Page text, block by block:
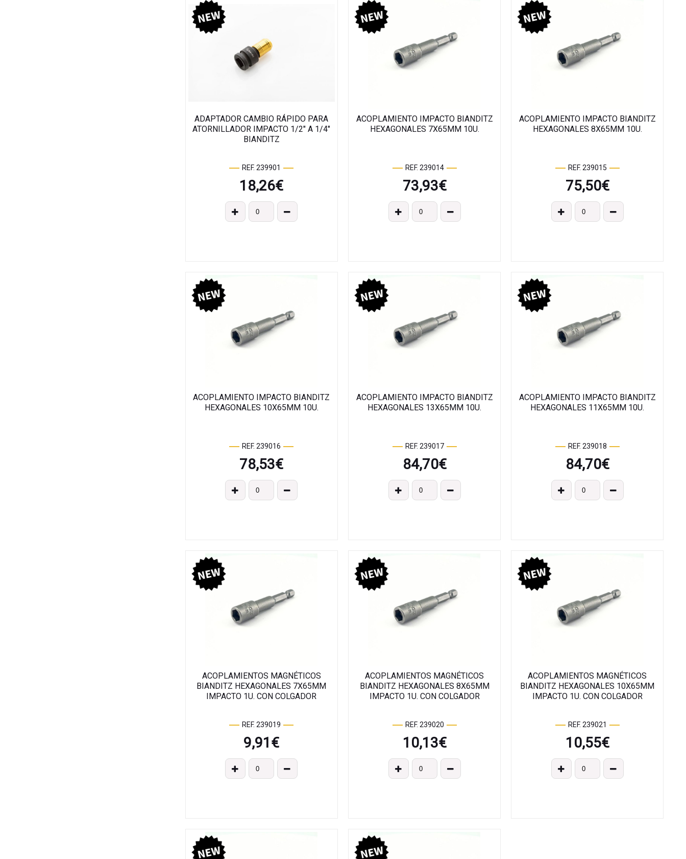
ADAPTADOR CAMBIO RÁPIDO PARA
ATORNILLADOR IMPACTO 1/2" A 1/4"
BIANDITZ
REF. 239901
18,26€
ACOPLAMIENTO IMPACTO BIANDITZ
HEXAGONALES 7X65MM 10U.
REF. 239014
73,93€
ACOPLAMIENTO IMPACTO BIANDITZ
HEXAGONALES 8X65MM 10U.
REF. 239015
75,50€
ACOPLAMIENTO IMPACTO BIANDITZ
HEXAGONALES 10X65MM 10U.
REF. 239016
78,53€
ACOPLAMIENTO IMPACTO BIANDITZ
HEXAGONALES 13X65MM 10U.
REF. 239017
84,70€
ACOPLAMIENTO IMPACTO BIANDITZ
HEXAGONALES 11X65MM 10U.
REF. 239018
84,70€
ACOPLAMIENTOS MAGNÉTICOS
BIANDITZ HEXAGONALES 7X65MM
IMPACTO 1U. CON COLGADOR
REF. 239019
9,91€
ACOPLAMIENTOS MAGNÉTICOS
BIANDITZ HEXAGONALES 8X65MM
IMPACTO 1U. CON COLGADOR
REF. 239020
10,13€
ACOPLAMIENTOS MAGNÉTICOS
BIANDITZ HEXAGONALES 10X65MM
IMPACTO 1U. CON COLGADOR
REF. 239021
10,55€